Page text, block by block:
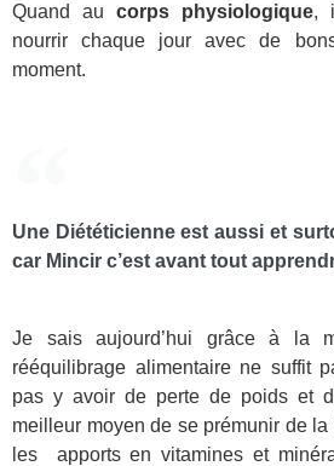
Quand au corps physiologique,
nourrir chaque jour avec de
moment.
Une Diététicienne est aussi et
car Mincir c’est avant tout
Je sais aujourd’hui grâce à la
rééquilibrage alimentaire ne suffit
pas y avoir de perte de poids et
meilleur moyen de se prémunir de
les apports en vitamines et